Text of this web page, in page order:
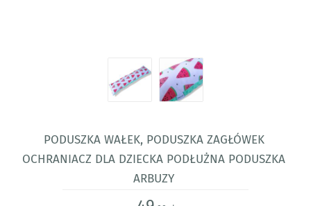
Poduszka wałek, poduszka zagłówek
ochraniacz dla dziecka podłużna poduszka
arbuzy